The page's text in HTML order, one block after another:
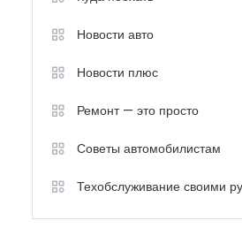
Новости авто
Новости плюс
Ремонт — это просто
Советы автомобилистам
Техобслуживание своими